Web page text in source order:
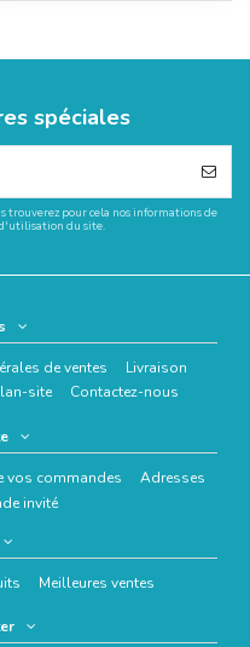
spéciales
trouverez pour cela nos informations de
du site.
de ventes
Livraison
site Contactez-nous
vos commandes
Adresses
invité
Meilleures ventes